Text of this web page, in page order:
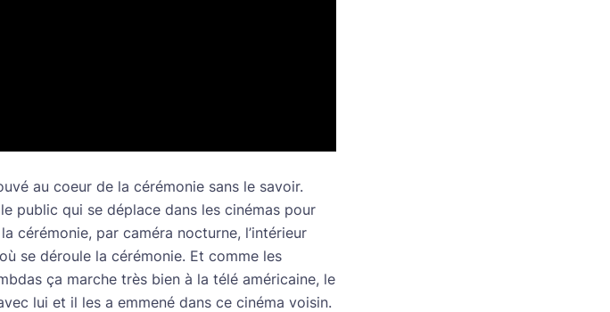
au coeur de la cérémonie sans le savoir.
public qui se déplace dans les cinémas pour
cérémonie, par caméra nocturne, l’intérieur
se déroule la cérémonie. Et comme les
ça marche très bien à la télé américaine, le
lui et il les a emmené dans ce cinéma voisin.